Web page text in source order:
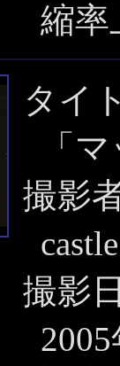
縮率
タイ
「
撮影
castle
撮影